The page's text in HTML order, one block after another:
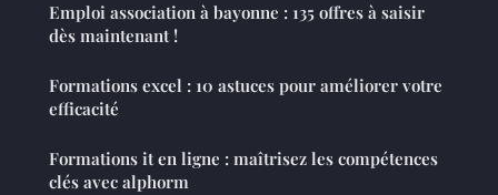
Emploi association à bayonne : 135 offres à saisir
dès maintenant !
Formations excel : 10 astuces pour améliorer votre
efficacité
Formations it en ligne : maîtrisez les compétences
clés avec alphorm